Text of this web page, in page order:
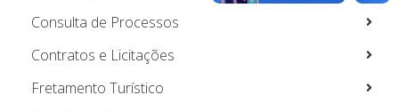
Consulta de Processos
Contratos e Licitações
Fretamento Turístico